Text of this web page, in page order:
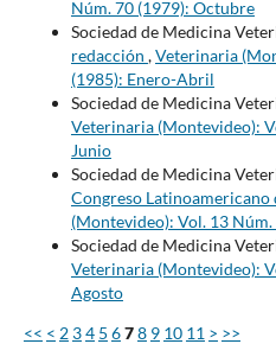
Núm. 70 (1979): Octubre
Sociedad de Medicina
redacción ,Veterinaria
(1985): Enero-Abril
Sociedad de Medicina
Veterinaria (Montevideo):
Junio
Sociedad de Medicina
Congreso
(Montevideo): Vol. 13
Sociedad de Medicina
Veterinaria (Montevideo):
Agosto
<< < 2 34 5 678 9 10 11 > >>